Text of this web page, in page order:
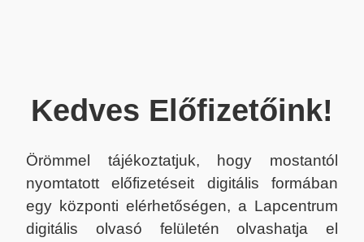
Kedves Előfizetőink!
Örömmel tájékoztatjuk, hogy mostantól
nyomtatott előfizetéseit digitális formában
egy központi elérhetőségen, a Lapcentrum
digitális olvasó felületén olvashatja el